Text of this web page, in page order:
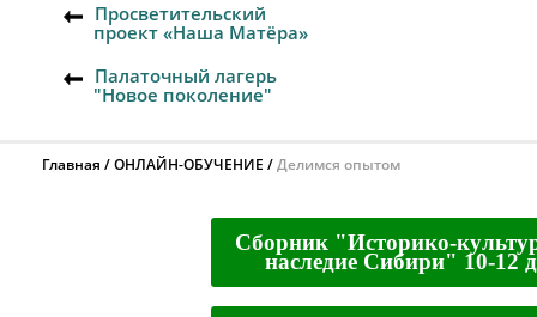
Просветительский
проект «Наша Матёра»
Палаточный лагерь
"Новое поколение"
Главная ОНЛАЙН-ОБУЧЕНИЕ Делимся опытом
Сборник "Историко-
наследие Сибири" 10-12